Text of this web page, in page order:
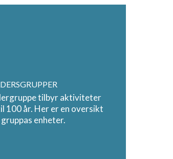
tilbyr aktiviteter
100 år. Her er en oversikt
enheter.